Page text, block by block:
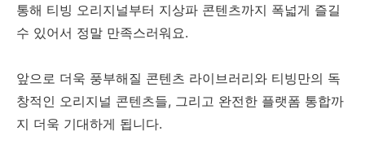
통해 티빙 오리지널부터 지상파 콘텐츠까지 폭넓게 즐길
수 있어서 정말 만족스러워요.
앞으로 더욱 풍부해질 콘텐츠 라이브러리와 티빙만의 독
창적인 오리지널 콘텐츠들, 그리고 완전한 플랫폼 통합까
지 더욱 기대하게 됩니다.